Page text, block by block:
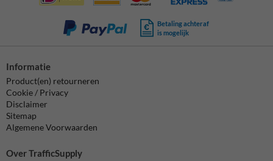
Betaling achteraf
is mogelijk
Informatie
Product(en) retourneren
Cookie / Privacy
Disclaimer
Sitemap
Algemene Voorwaarden
Over TrafficSupply